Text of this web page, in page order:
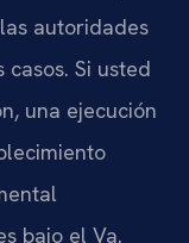
autoridades
Si usted
una ejecución
bajo el Va.